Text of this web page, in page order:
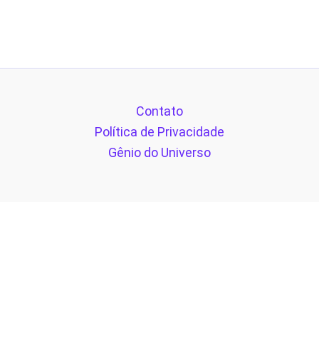
Contato
Política de Privacidade
Gênio do Universo